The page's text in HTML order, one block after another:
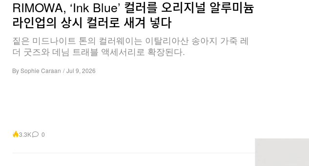
RIMOWA, ‘Ink Blue’ 컬러를 오리지널 알루미늄
라인업의 상시 컬러로 새겨 넣다
짙은 미드나이트 톤의 컬러웨이는 이탈리아산 송아지 가죽 레
더 굿즈와 데님 트래블 액세서리로 확장된다.
BySophie Caraan / Jul 9, 2026
3.3K 0